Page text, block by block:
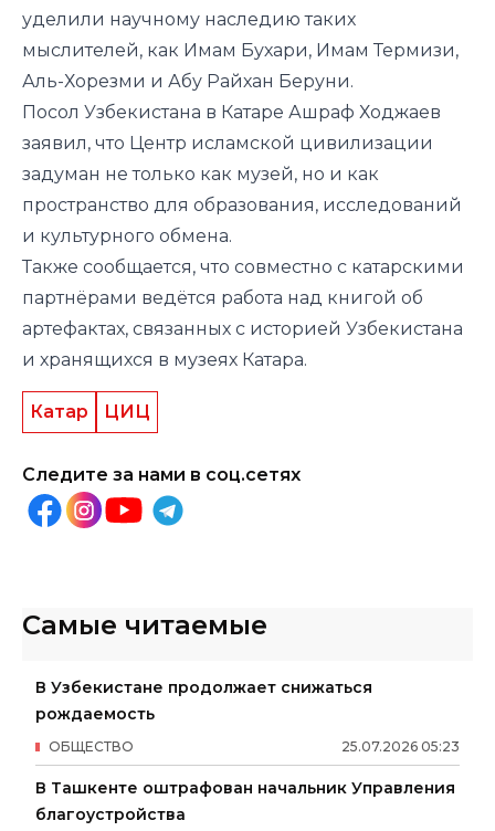
уделили научному наследию таких
мыслителей, как Имам Бухари, Имам Термизи,
Аль-Хорезми и Абу Райхан Беруни.
Посол Узбекистана в Катаре Ашраф Ходжаев
заявил, что Центр исламской цивилизации
задуман не только как музей, но и как
пространство для образования, исследований
и культурного обмена.
Также сообщается, что совместно с катарскими
партнёрами ведётся работа над книгой об
артефактах, связанных с историей Узбекистана
и хранящихся в музеях Катара.
Катар ЦИЦ
Следите за нами в соц.сетях
Самые читаемые
В Узбекистане продолжает снижаться
рождаемость
25.07.2026 05:23
ОБЩЕСТВО
В Ташкенте оштрафован начальник Управления
благоустройства